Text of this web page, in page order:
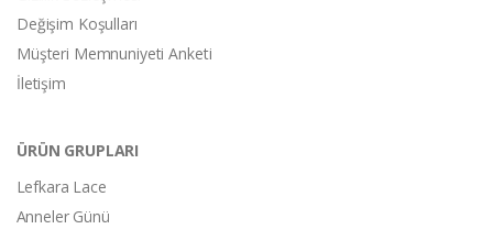
Değişim Koşulları
Müşteri Memnuniyeti Anketi
İletişim
ÜRÜN GRUPLARI
Lefkara Lace
Anneler Günü